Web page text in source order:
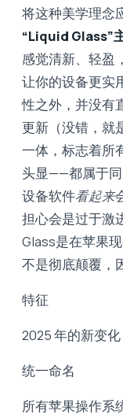
将这种美学理念
“Liquid Glass”
感觉清新、轻盈
让你的设备更实
性之外，并没有
更新（没错，就
一体，标志着所
头显——都属于
设备软件看起来
担心会是过于激
Glass是在苹果
不是彻底颠覆，
特征
2025 年的新变化
统一命名
所有苹果操作系